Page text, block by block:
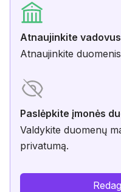
Atnaujinkite
Atnaujinkite
Paslėpkite įmonės
Valdykite duomenų
privatumą.